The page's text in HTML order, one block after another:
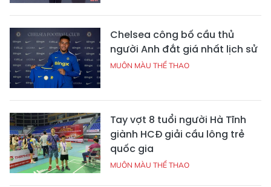
Chelsea công bố cầu thủ
người Anh đắt giá nhất lịch sử
MUÔN MÀU THỂ THAO
Tay vợt 8 tuổi người Hà Tĩnh
giành HCĐ giải cầu lông trẻ
quốc gia
MUÔN MÀU THỂ THAO